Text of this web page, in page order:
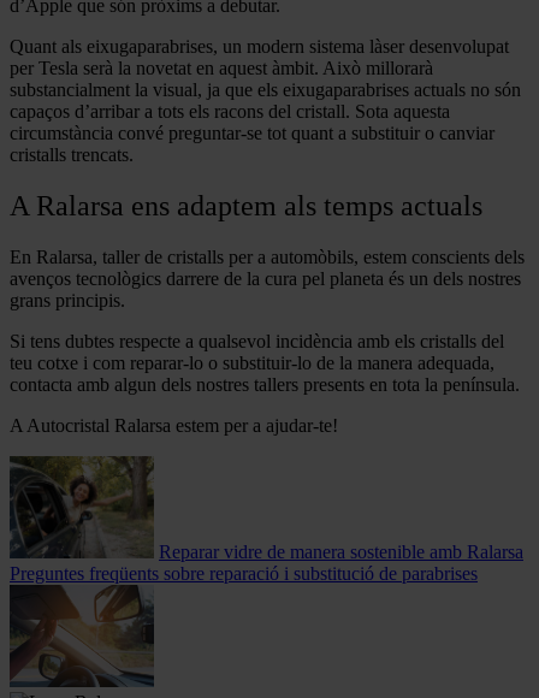
d’Apple que són pròxims a debutar.
Quant als eixugaparabrises, un modern sistema làser desenvolupat
per Tesla serà la novetat en aquest àmbit. Això millorarà
substancialment la visual, ja que els eixugaparabrises actuals no són
capaços d’arribar a tots els racons del cristall. Sota aquesta
circumstància convé preguntar-se tot quant a substituir o canviar
cristalls trencats.
A Ralarsa ens adaptem als temps actuals
En Ralarsa, taller de cristalls per a automòbils, estem conscients dels
avenços tecnològics darrere de la cura pel planeta és un dels nostres
grans principis.
Si tens dubtes respecte a qualsevol incidència amb els cristalls del
teu cotxe i com reparar-lo o substituir-lo de la manera adequada,
contacta amb algun dels nostres tallers presents en tota la península.
A Autocristal Ralarsa estem per a ajudar-te!
Reparar vidre de manera sostenible amb Ralarsa
Preguntes freqüents sobre reparació i substitució de parabrises